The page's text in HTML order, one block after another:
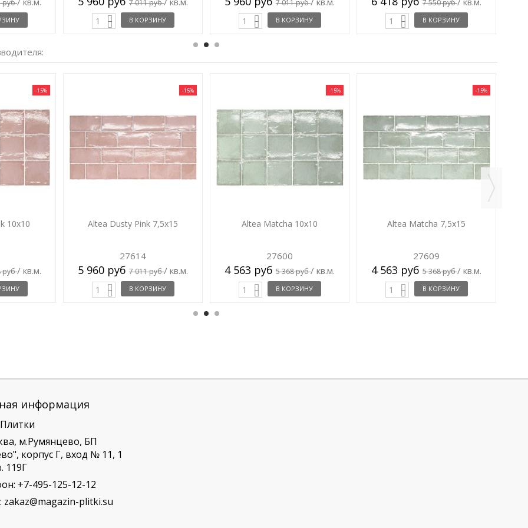
руб 7 011 руб
В КОРЗИНУ
7 011 руб
В КОРЗИНУ
7 550 руб
В КОРЗИНУ
-15%
10x10
руб/ кв.м.
-15%
Altea Dusty Pink 7,5x15
27614
5 960 руб 7 011 руб/ кв.м.
В КОРЗИНУ
-15%
Altea Matcha 10x10
27600
4 563 руб 5 368 руб/ кв.м.
В КОРЗИНУ
-15%
Altea Matcha 7,5x15
27609
4 563 руб 5 368 руб/ кв.м.
В КОРЗИНУ
информация
м.Румянцево, БП
корпус Г, вход № 11, 1
119Г
+7-495-125-12-12
zakaz@magazin-plitki.su